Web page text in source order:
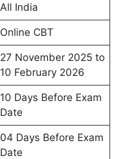
All India
Online CBT
27 November 2025 to
10 February 2026
10 Days Before Exam
Date
04 Days Before Exam
Date